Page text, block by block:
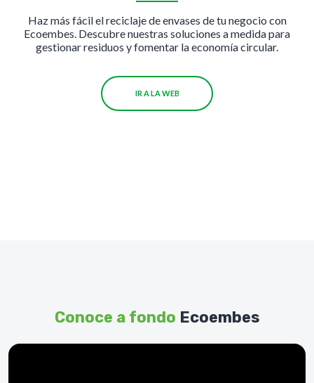
Haz más fácil el reciclaje de envases de tu negocio con
Ecoembes. Descubre nuestras soluciones a medida para
gestionar residuos y fomentar la economía circular.
IR A LA WEB
Conoce a fondo Ecoembes